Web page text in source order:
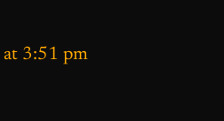
3:51 pm